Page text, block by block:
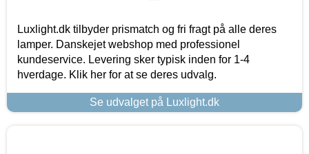
Luxlight.dk tilbyder prismatch og fri fragt på alle deres
lamper. Danskejet webshop med professionel
kundeservice. Levering sker typisk inden for 1-4
hverdage. Klik her for at se deres udvalg.
Se udvalget på Luxlight.dk